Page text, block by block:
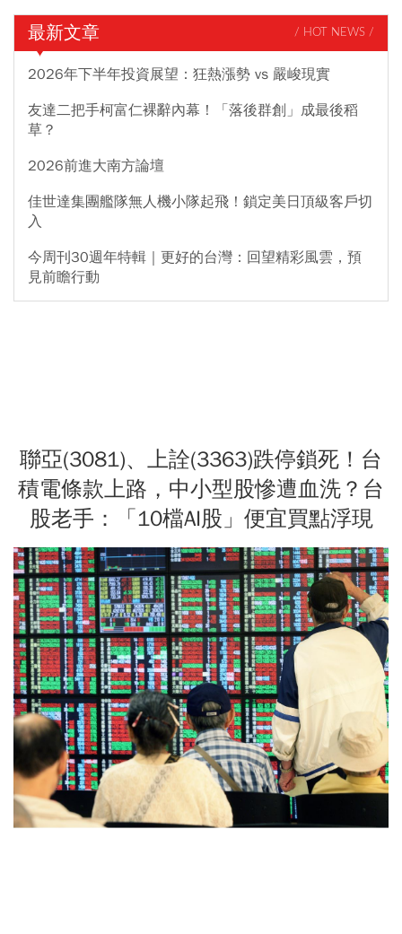
最新文章 / HOT NEWS /
2026年下半年投資展望：狂熱漲勢 vs 嚴峻現實
友達二把手柯富仁裸辭內幕！「落後群創」成最後稻
草？
2026前進大南方論壇
佳世達集團艦隊無人機小隊起飛！鎖定美日頂級客戶切
入
今周刊30週年特輯｜更好的台灣：回望精彩風雲，預
見前瞻行動
聯亞(3081)、上詮(3363)跌停鎖死！台
積電條款上路，中小型股慘遭血洗？台
股老手：「10檔AI股」便宜買點浮現